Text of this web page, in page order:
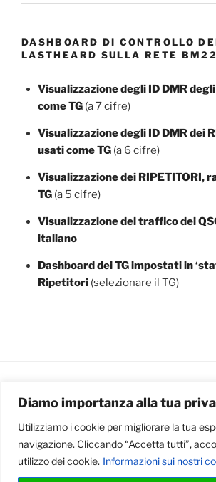
Diamo importanza alla tua
Utilizziamo i cookie per migliorare la tua
navigazione. Cliccando “Accetta tutti”,
utilizzo dei cookie. Informazioni sui nostri
DASHBOARD DI CONTROLLO
LASTHEARD SULLA RETE
Visualizzazione degli ID DMR
come TG(a 7 cifre)
Visualizzazione degli ID DMR dei
usati come TG(a 6 cifre)
Visualizzazione dei RIPETITORI,
TG(a 5 cifre)
Visualizzazione del traffico dei
italiano
Dashboard dei TG impostati in
Ripetitori(selezionare il TG)
ARCHIVIO DEGLI ARTICOLI
Archivio
degli